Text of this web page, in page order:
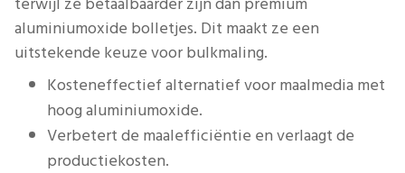
aluminiumoxide bolletjes. Dit maakt ze een
uitstekende keuze voor bulkmaling.
Kosteneffectief alternatief voor maalmedia met
hoog aluminiumoxide.
Verbetert de maalefficiëntie en verlaagt de
productiekosten.